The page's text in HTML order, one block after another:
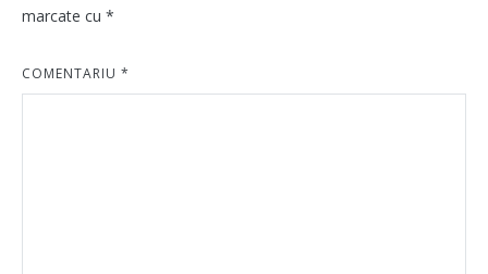
marcate cu *
COMENTARIU *